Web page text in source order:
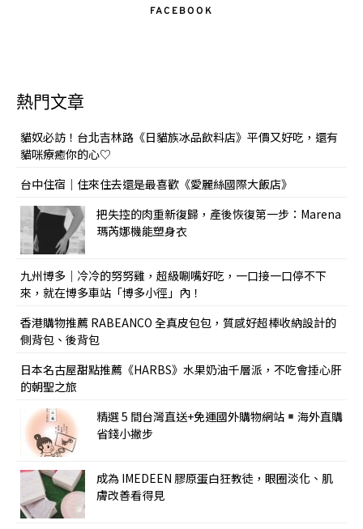
FACEBOOK
熱門文章
貓奴必訪！台北吉林路《日貓族冰品飲料店》平價又好吃，還有
貓咪療癒你的心♡
台中住宿｜住來住去還是最喜歡《愛麗絲國際大飯店》
把失控的肉重新復歸，產後恢復第一步：Marena
瑪芮娜機能塑身衣
九州博多｜冷冷的努努雞，超級唰嘴好吃，一口接一口停不下
來，就在博多車站「博多小徑」內！
香港購物推薦 RABEANCO 全真皮包包，質感好超棒收納設計的
側背包、後背包
日本名古屋甜點推薦《HARBS》水果奶油千層派，不吃會捶心肝
的朝聖之旅
精選 5 間台灣直送+免運國外購物網站
海外直購
省錢小撇步
成為 IMEDEEN 膠原蛋白狂教徒，眼圈淡化、肌
膚改善看得見